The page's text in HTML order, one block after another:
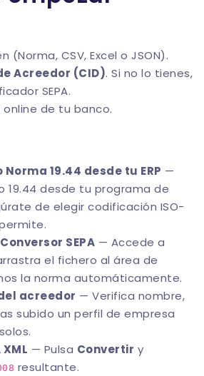
(Norma, CSV, Excel o JSON).
Acreedor (CID). Si no lo tienes,
SEPA.
de tu banco.
19.44 desde tu ERP —
19.44 desde tu programa de
de elegir codificación ISO-
SEPA — Accede a
el fichero al área de
la norma automáticamente.
acreedor — Verifica nombre,
subido un perfil de empresa
— Pulsa Convertir y
resultante.